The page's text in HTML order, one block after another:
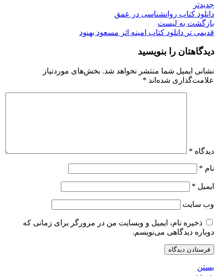
جدیدتر
دانلود کتاب روانشناسی در عمق
بازگشت به لیست
قدیمی تر دانلود کتاب امینه اثر مسعود بهنود
دیدگاهتان را بنویسید
نشانی ایمیل شما منتشر نخواهد شد. بخش‌های موردنیاز
علامت‌گذاری شده‌اند *
دیدگاه *
نام *
ایمیل *
وب‌ سایت
ذخیره نام، ایمیل و وبسایت من در مرورگر برای زمانی که
دوباره دیدگاهی می‌نویسم.
بستن